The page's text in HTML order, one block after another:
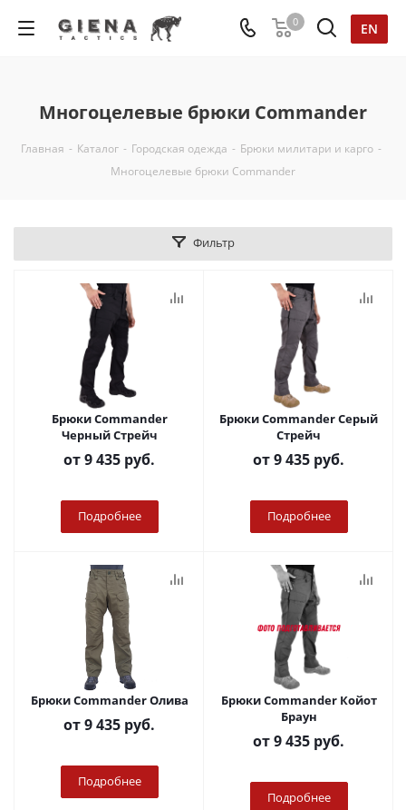
EN
0
Многоцелевые брюки Commander
Главная - Каталог - Городская одежда - Брюки милитари и карго -
Многоцелевые брюки Commander
Фильтр
Брюки Commander
Черный Стрейч
от9 435 руб.
Подробнее
Брюки Commander Серый
Стрейч
от9 435 руб.
Подробнее
Брюки Commander Олива
от9 435 руб.
Подробнее
Брюки Commander Койот
Браун
от9 435 руб.
Подробнее